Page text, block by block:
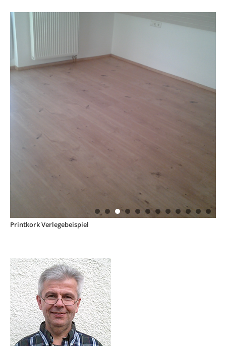
Printkork Verlegebeispiel